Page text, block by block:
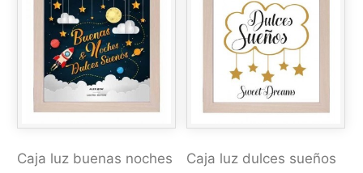
Caja luz buenas noches Caja luz dulces sueños